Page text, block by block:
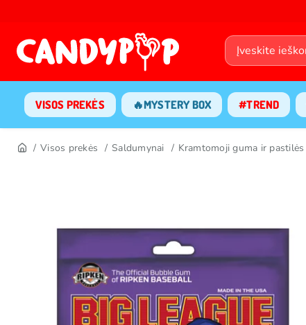
VISOS PREKĖS 🔥MYSTERY BOX #TREND
Visos prekės Saldumynai Kramtomoji guma ir pastilės